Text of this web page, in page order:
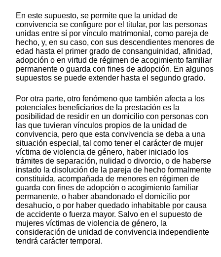
En este supuesto, se permite que la unidad de
convivencia se configure por el titular, por las personas
unidas entre sí por vínculo matrimonial, como pareja de
hecho, y, en su caso, con sus descendientes menores de
edad hasta el primer grado de consanguinidad, afinidad,
adopción o en virtud de régimen de acogimiento familiar
permanente o guarda con fines de adopción. En algunos
supuestos se puede extender hasta el segundo grado.
Por otra parte, otro fenómeno que también afecta a los
potenciales beneficiarios de la prestación es la
posibilidad de residir en un domicilio con personas con
las que tuvieran vínculos propios de la unidad de
convivencia, pero que esta convivencia se deba a una
situación especial, tal como tener el carácter de mujer
víctima de violencia de género, haber iniciado los
trámites de separación, nulidad o divorcio, o de haberse
instado la disolución de la pareja de hecho formalmente
constituida, acompañada de menores en régimen de
guarda con fines de adopción o acogimiento familiar
permanente, o haber abandonado el domicilio por
desahucio, o por haber quedado inhabitable por causa
de accidente o fuerza mayor. Salvo en el supuesto de
mujeres víctimas de violencia de género, la
consideración de unidad de convivencia independiente
tendrá carácter temporal.